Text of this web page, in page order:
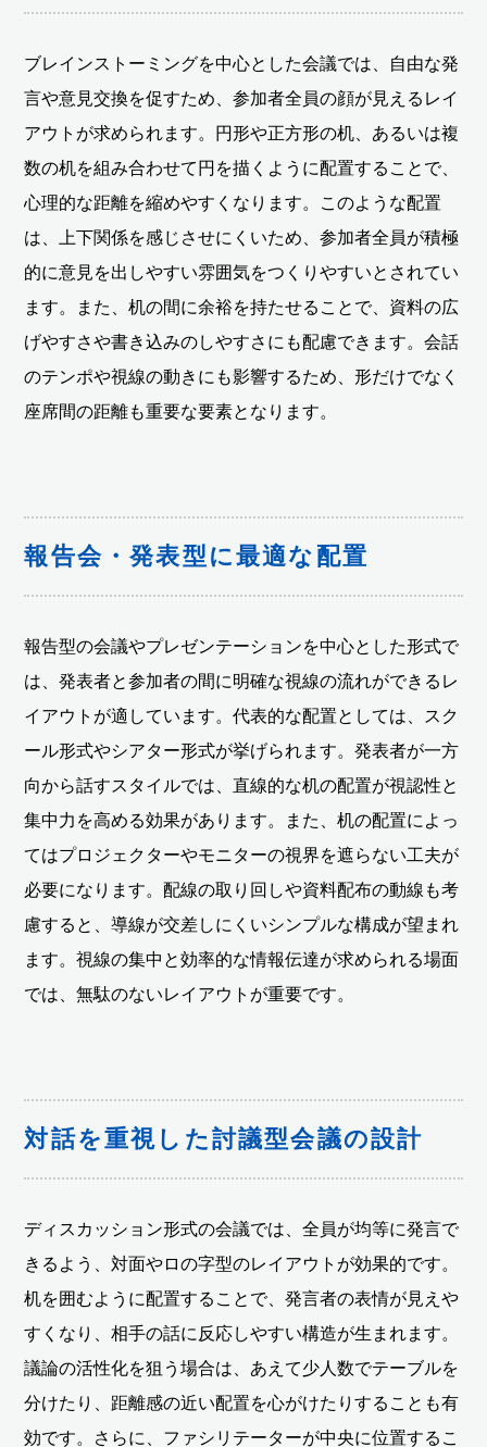
ブレインストーミングを中心とした会議では、自由な発
言や意見交換を促すため、参加者全員の顔が見えるレイ
アウトが求められます。円形や正方形の机、あるいは複
数の机を組み合わせて円を描くように配置することで、
心理的な距離を縮めやすくなります。このような配置
は、上下関係を感じさせにくいため、参加者全員が積極
的に意見を出しやすい雰囲気をつくりやすいとされてい
ます。また、机の間に余裕を持たせることで、資料の広
げやすさや書き込みのしやすさにも配慮できます。会話
のテンポや視線の動きにも影響するため、形だけでなく
座席間の距離も重要な要素となります。
報告会・発表型に最適な配置
報告型の会議やプレゼンテーションを中心とした形式で
は、発表者と参加者の間に明確な視線の流れができるレ
イアウトが適しています。代表的な配置としては、スク
ール形式やシアター形式が挙げられます。発表者が一方
向から話すスタイルでは、直線的な机の配置が視認性と
集中力を高める効果があります。また、机の配置によっ
てはプロジェクターやモニターの視界を遮らない工夫が
必要になります。配線の取り回しや資料配布の動線も考
慮すると、導線が交差しにくいシンプルな構成が望まれ
ます。視線の集中と効率的な情報伝達が求められる場面
では、無駄のないレイアウトが重要です。
対話を重視した討議型会議の設計
ディスカッション形式の会議では、全員が均等に発言で
きるよう、対面やロの字型のレイアウトが効果的です。
机を囲むように配置することで、発言者の表情が見えや
すくなり、相手の話に反応しやすい構造が生まれます。
議論の活性化を狙う場合は、あえて少人数でテーブルを
分けたり、距離感の近い配置を心がけたりすることも有
効です。さらに、ファシリテーターが中央に位置するこ